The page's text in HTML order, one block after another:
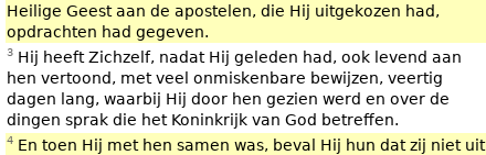
Heilige Geest aan de apostelen, die Hij uitgekozen had,
opdrachten had gegeven.
3 Hij heeft Zichzelf, nadat Hij geleden had, ook levend aan
hen vertoond, met veel onmiskenbare bewijzen, veertig
dagen lang, waarbij Hij door hen gezien werd en over de
dingen sprak die het Koninkrijk van God betreffen.
4 En toen Hij met hen samen was, beval Hij hun dat zij niet uit